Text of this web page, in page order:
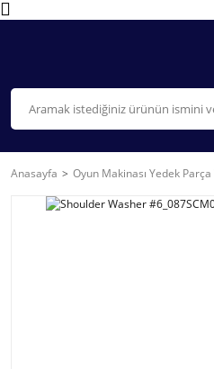
Anasayfa Oyun Makinası Yedek